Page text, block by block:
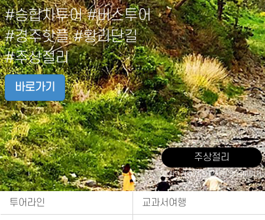
#승합차투어 #버스투어
#경주핫플 #황리단길
#주상절리
바로가기
주상절리
출처 : 경주시 관광자원 영상이미지
투어라인 교과서여행